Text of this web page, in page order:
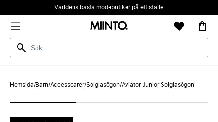
Världens bästa modebutiker på ett ställe
Hemsida/Barn/Accessoarer/Solglasögon/Aviator Junior Solglasögon